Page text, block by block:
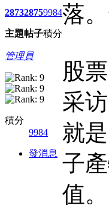
2873
主題
2875
帖子
9984
積分
管理員
積分
9984
發消息
落
股
采
就
子
值。